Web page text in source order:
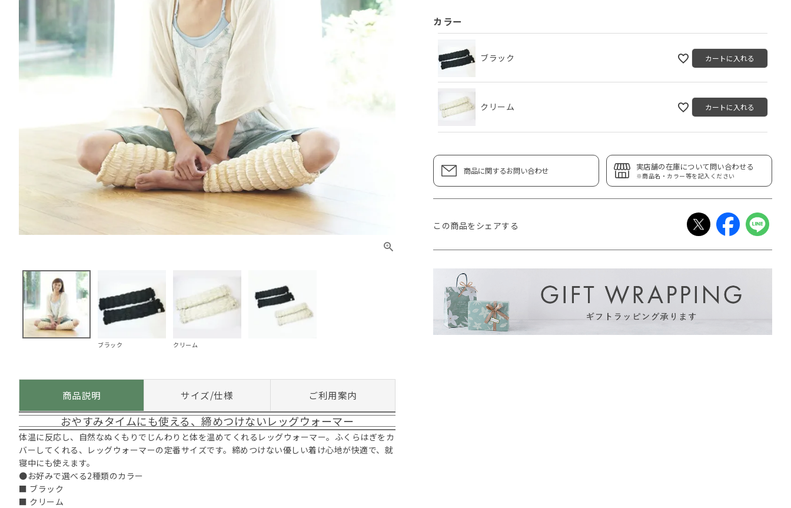
ブラック クリーム
商品説明 サイズ/仕様 ご利用案内
おやすみタイムにも使える、締めつけないレッグウォーマー
体温に反応し、自然なぬくもりでじんわりと体を温めてくれるレッグウォーマー。ふくらはぎをカ
バーしてくれる、レッグウォーマーの定番サイズです。締めつけない優しい着け心地が快適で、就
寝中にも使えます。
●お好みで選べる2種類のカラー
■ ブラック
■ クリーム
カラー
ブラック カートに入れる
クリーム カートに入れる
商品に関するお問い合わせ 実店舗の在庫について問い合わせる
※商品名・カラー等を記入ください
この商品をシェアする